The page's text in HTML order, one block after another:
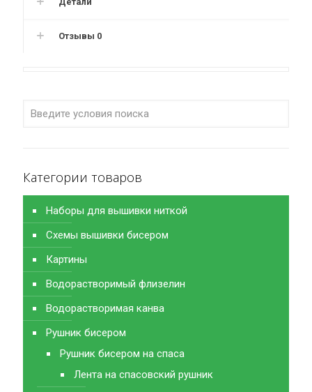
Отзывы 0
Категории товаров
Наборы для вышивки ниткой
Схемы вышивки бисером
Картины
Водорастворимый флизелин
Водорастворимая канва
Рушник бисером
Рушник бисером на спаса
Лента на спасовский рушник